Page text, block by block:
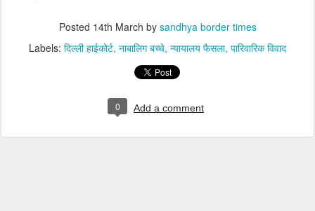
Posted 14th March by sandhya border times
Labels: दिल्ली हाईकोर्ट नाबालिग बच्चे न्यायालय फैसला पारिवारिक विवाद
0 Add a comment